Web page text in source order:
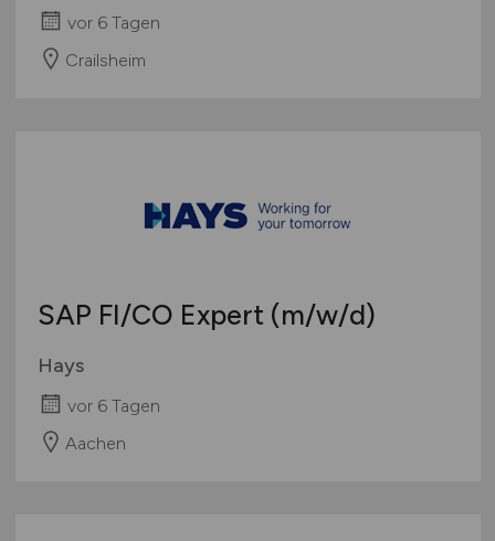
vor 6 Tagen
Crailsheim
SAP FI/CO Expert (m/w/d)
Hays
vor 6 Tagen
Aachen